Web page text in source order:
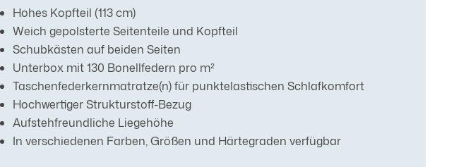
Hohes Kopfteil (113 cm)
Weich gepolsterte Seitenteile und Kopfteil
Schubkästen auf beiden Seiten
Unterbox mit 130 Bonellfedern pro m²
Taschenfederkernmatratze(n) für punktelastischen Schlafkomfort
Hochwertiger Strukturstoff-Bezug
Aufstehfreundliche Liegehöhe
In verschiedenen Farben, Größen und Härtegraden verfügbar